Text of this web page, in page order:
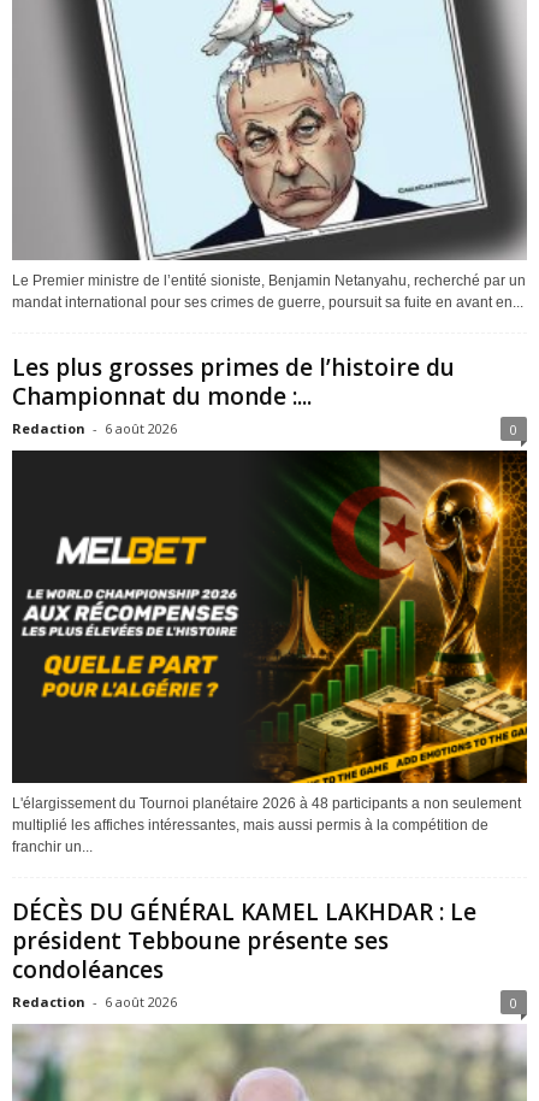
Le Premier ministre de l’entité sioniste, Benjamin Netanyahu, recherché par un
mandat international pour ses crimes de guerre, poursuit sa fuite en avant en...
Les plus grosses primes de l’histoire du
Championnat du monde :...
Redaction - 6 août 2026 0
L'élargissement du Tournoi planétaire 2026 à 48 participants a non seulement
multiplié les affiches intéressantes, mais aussi permis à la compétition de
franchir un...
DÉCÈS DU GÉNÉRAL KAMEL LAKHDAR : Le
président Tebboune présente ses
condoléances
Redaction - 6 août 2026 0